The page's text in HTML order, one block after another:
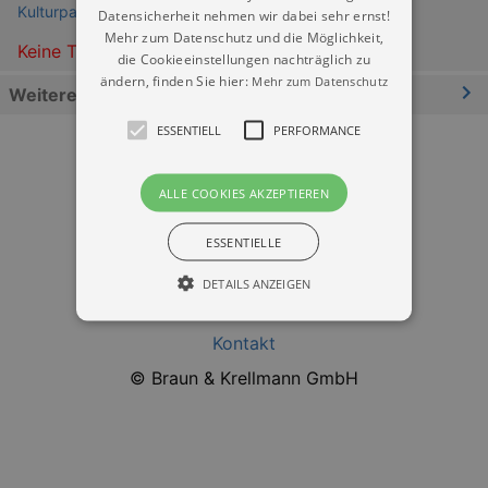
Kulturpalast Dresden
Keine Termine
Weitere Informationen
Datenschutz
Kontakt
© Braun & Krellmann GmbH
Datensicherheit nehmen wir dabei sehr ernst!
Mehr zum Datenschutz und die Möglichkeit,
die Cookieeinstellungen nachträglich zu
ändern, finden Sie hier: Mehr zum Datenschutz
ESSENTIELL PERFORMANCE
ALLE COOKIES AKZEPTIEREN
ESSENTIELLE
DETAILS ANZEIGEN